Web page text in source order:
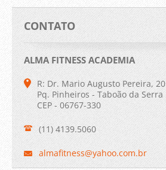
CONTATO
ALMA FITNESS ACADEMIA
R: Dr. Mario Augusto Pereira, 20
Pq. Pinheiros - Taboão da Serra
CEP - 06767-330
(11) 4139.5060
almafitness@yahoo.com.br